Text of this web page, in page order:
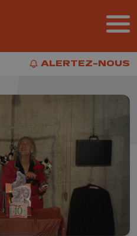
ALERTEZ-NOUS
ALERTEZ-NOUS